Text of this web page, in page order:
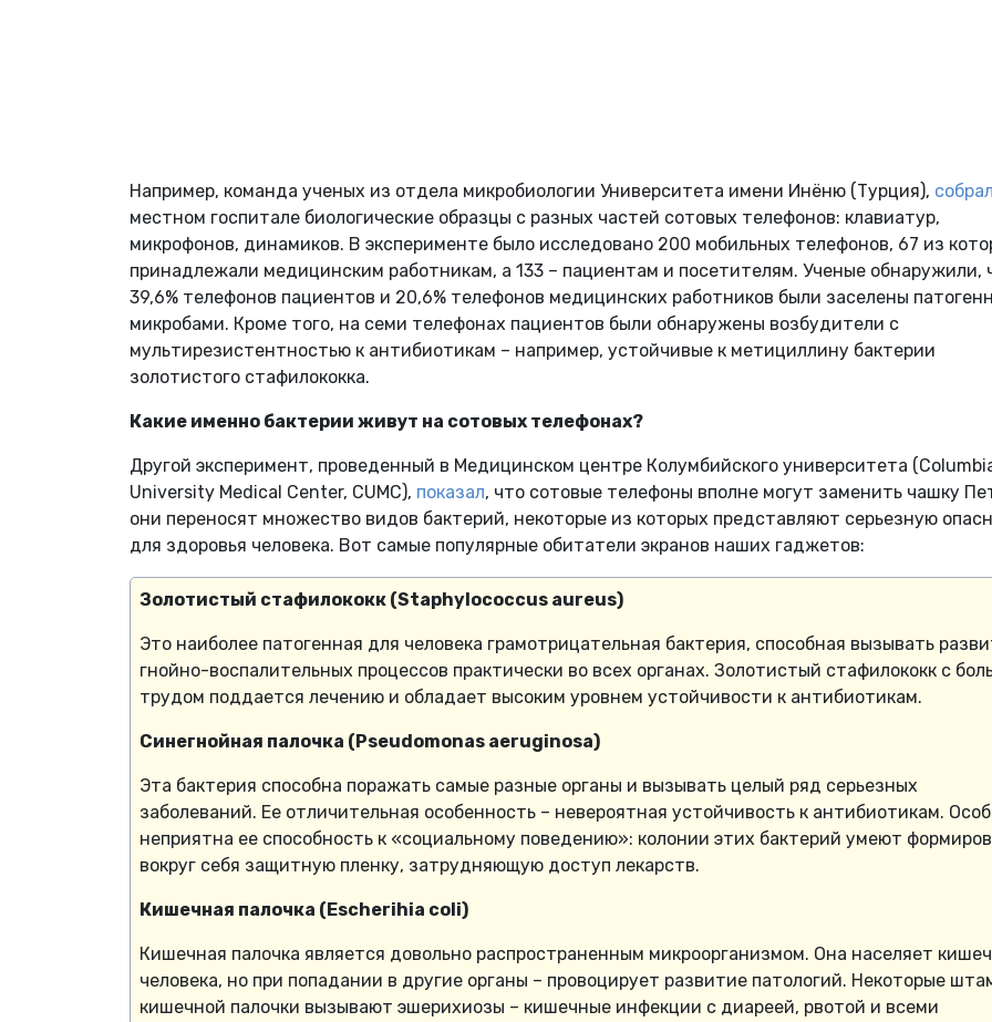
Например, команда ученых из отдела микробиологии Университета имени Инёню (Турция),
местном госпитале биологические образцы с разных частей сотовых телефонов: клавиатур,
микрофонов, динамиков. В эксперименте было исследовано 200 мобильных телефонов, 67 из
принадлежали медицинским работникам, а 133 – пациентам и посетителям. Ученые обнаружили,
39,6% телефонов пациентов и 20,6% телефонов медицинских работников были заселены
микробами. Кроме того, на семи телефонах пациентов были обнаружены возбудители с
мультирезистентностью к антибиотикам – например, устойчивые к метициллину бактерии
золотистого стафилококка.
Какие именно бактерии живут на сотовых телефонах?
Другой эксперимент, проведенный в Медицинском центре Колумбийского университета
University Medical Center, CUMC), показал, что сотовые телефоны вполне могут заменить чашку
они переносят множество видов бактерий, некоторые из которых представляют серьезную
для здоровья человека. Вот самые популярные обитатели экранов наших гаджетов:
Золотистый стафилококк (Staphylococcus aureus)
Это наиболее патогенная для человека грамотрицательная бактерия, способная вызывать
гнойно-воспалительных процессов практически во всех органах. Золотистый стафилококк с
трудом поддается лечению и обладает высоким уровнем устойчивости к антибиотикам.
Синегнойная палочка (Pseudomonas aeruginosa)
Эта бактерия способна поражать самые разные органы и вызывать целый ряд серьезных
заболеваний. Ее отличительная особенность – невероятная устойчивость к антибиотикам.
неприятна ее способность к «социальному поведению»: колонии этих бактерий умеют
вокруг себя защитную пленку, затрудняющую доступ лекарств.
Кишечная палочка (Escherihia coli)
Кишечная палочка является довольно распространенным микроорганизмом. Она населяет
человека, но при попадании в другие органы – провоцирует развитие патологий. Некоторые
кишечной палочки вызывают эшерихиозы – кишечные инфекции с диареей, рвотой и всеми